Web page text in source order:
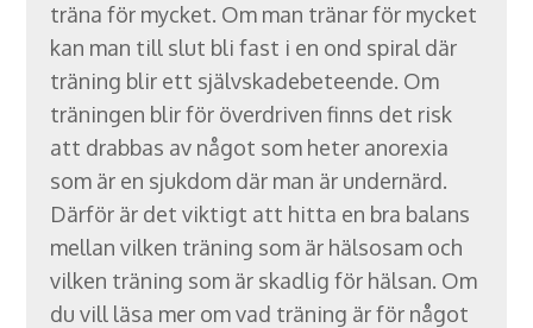
träna för mycket. Om man tränar för mycket
kan man till slut bli fast i en ond spiral där
träning blir ett självskadebeteende. Om
träningen blir för överdriven finns det risk
att drabbas av något som heter anorexia
som är en sjukdom där man är undernärd.
Därför är det viktigt att hitta en bra balans
mellan vilken träning som är hälsosam och
vilken träning som är skadlig för hälsan. Om
du vill läsa mer om vad träning är för något